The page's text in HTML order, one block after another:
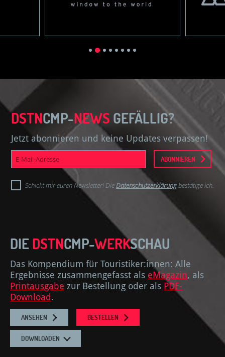
DSTNCMP-NEWS GEFÄLLIG?
Jetzt abonnieren und keine Updates verpassen!
Mail-
ABONNIEREN
Schickt mir euren Newsletter! DieDatenschutzerklärungbestätige ich.
DIEDSTNCMP-WERKSCHAU
Das Kompendium für Touristiker:innen: Alle
Ergebnisse zusammengefasst als eMagazin, als
Printausgabe zur Bestellung oder als PDF-
Download.
ANSEHEN BESTELLEN
DOWNLOADEN